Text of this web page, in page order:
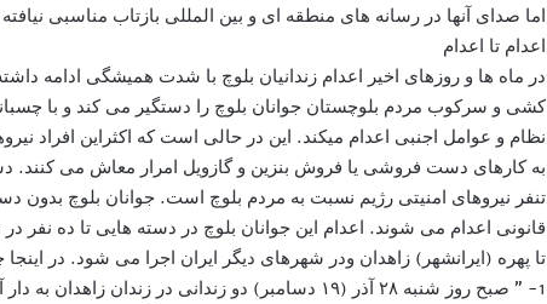
اما صدای آنها در رسانه های منطقه اى و بین المللی بازتاب مناسبى
اعدام تا اعدام
در ماه ها و روزهای اخیر اعدام زندانیان بلوچ با شدت همیشگی ادامه
کشی و سرکوب مردم بلوچستان جوانان بلوچ را دستگیر می کند و با
نظام و عوامل اجنبى اعدام میکند. این در حالی است که اکثراین افراد
به کارهای دست فروشی یا فروش بنزین و گازویل امرار معاش می کنند.
تنفر نیروهای امنیتی رژیم نسبت به مردم بلوچ است. جوانان بلوچ
قانونی اعدام می شوند. اعدام این جوانان بلوچ در دسته ھايى تا ده
تا پهره (ایرانشهر) زاهدان ودر شهرهای دیگر ایران اجرا می شود. در
1- ” صبح روز شنبه ۲۸ آذر (۱۹ دسامبر) دو زندانی در